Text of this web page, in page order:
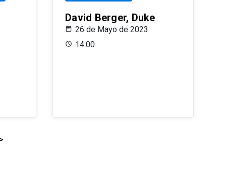
David Berger, Duke
26 de Mayo de 2023
14:00